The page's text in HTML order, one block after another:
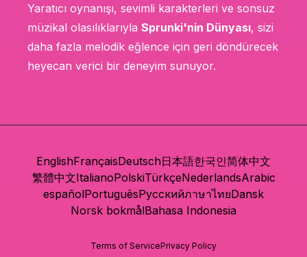
Yaratıcı oynanışı, sevimli karakterleri ve sonsuz
müzikal olasılıklarıyla Sprunki'nin Dünyası, sizi
daha fazla melodik eğlence için geri döndürecek
heyecan verici bir deneyim sunuyor.
EnglishFrançaisDeutsch日本語한국인简体中文
繁體中文ItalianoPolskiTürkçeNederlandsArabic
españolPortuguêsРусскийภาษาไทยDansk
Norsk bokmålBahasa Indonesia
Terms of ServicePrivacy Policy